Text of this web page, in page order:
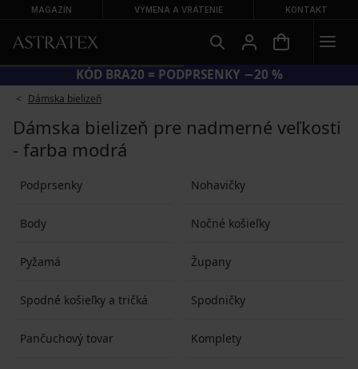
MAGAZÍN VÝMENA A VRÁTENIE KONTAKT
KÓD BRA20 = PODPRSENKY −20 %
Dámska bielizeň
Dámska bielizeň pre nadmerné veľkosti
- farba modrá
Podprsenky Nohavičky
Body Nočné košieľky
Pyžamá Župany
Spodné košieľky a tričká Spodničky
Pančuchový tovar Komplety